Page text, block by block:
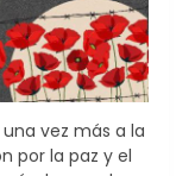
vez más a la
por la paz y el